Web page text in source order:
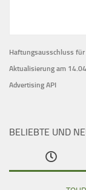
Haftungsausschluss
Aktualisierung am
Advertising API
BELIEBTE UND